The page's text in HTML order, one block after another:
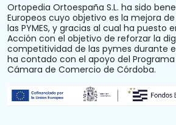
Ortopedia Ortoespaña S.L. ha sido
Europeos cuyo objetivo es la mejora
las PYMES, y gracias al cual ha puesto
Acción con el objetivo de reforzar la
competitividad de las pymes durante
ha contado con el apoyo del
Cámara de Comercio de Córdoba.